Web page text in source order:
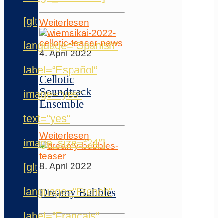
[glt
language=“Spanish“
label=“Español“
image=“yes“
text=“yes“
image_size=“24″]
[glt
language=“French“
Weiterlesen
4. April 2022
Cellotic
Soundtrack
Ensemble
Weiterlesen
8. April 2022
Dreamy Bubbles